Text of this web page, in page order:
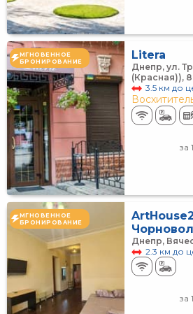
МГНОВЕННОЕ
БРОНИРОВАНИЕ
Litera
Днепр, ул.
(Красная)), 8
3.5 км до
за
МГНОВЕННОЕ
БРОНИРОВАНИЕ
Днепр,
2.3 км до
за